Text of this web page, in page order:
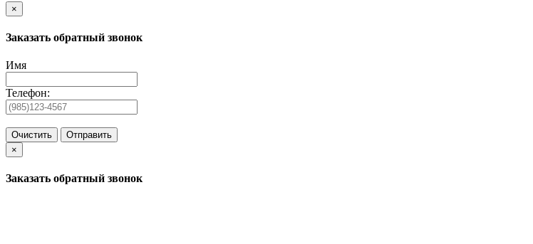
×
Заказать обратный звонок
Имя
Телефон:
Очистить
Отправить
×
Заказать обратный звонок